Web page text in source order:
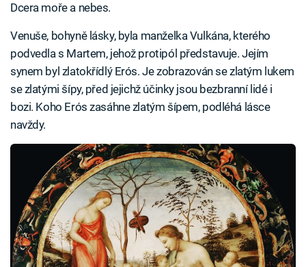
Dcera moře a nebes.
Venuše, bohyně lásky, byla manželka Vulkána, kterého
podvedla s Martem, jehož protipól představuje. Jejím
synem byl zlatokřídlý Erós. Je zobrazován se zlatým lukem
se zlatými šípy, před jejichž účinky jsou bezbranní lidé i
bozi. Koho Erós zasáhne zlatým šípem, podléhá lásce
navždy.